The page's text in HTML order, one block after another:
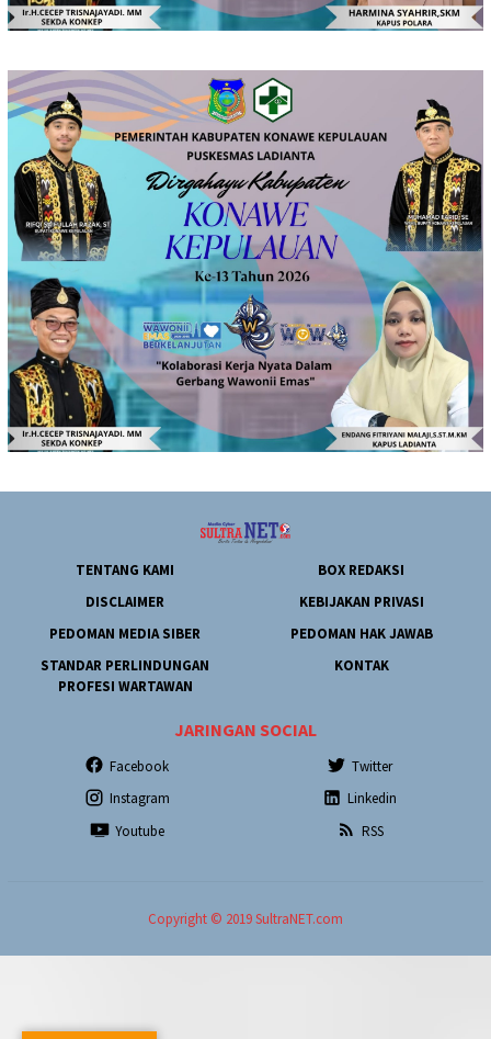
TENTANG KAMI
BOX REDAKSI
DISCLAIMER
KEBIJAKAN PRIVASI
PEDOMAN MEDIA SIBER
PEDOMAN HAK JAWAB
STANDAR PERLINDUNGAN
PROFESI WARTAWAN
KONTAK
JARINGAN SOCIAL
Facebook
Twitter
Instagram
Linkedin
Youtube
RSS
Copyright © 2019 SultraNET.com